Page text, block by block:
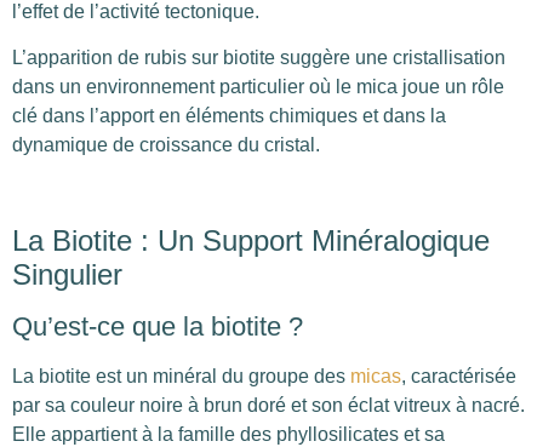
l’effet de l’activité tectonique.
L’apparition de rubis sur biotite suggère une cristallisation
dans un environnement particulier où le mica joue un rôle
clé dans l’apport en éléments chimiques et dans la
dynamique de croissance du cristal.
La Biotite : Un Support Minéralogique
Singulier
Qu’est-ce que la biotite ?
La biotite est un minéral du groupe des micas, caractérisée
par sa couleur noire à brun doré et son éclat vitreux à nacré.
Elle appartient à la famille des phyllosilicates et sa